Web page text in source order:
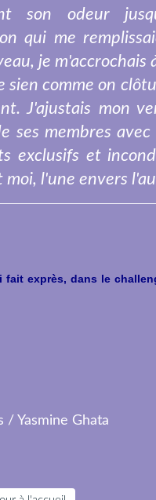
son odeur
qui me
je m'accrochais
sien comme on
J'ajustais mon
ses membres
exclusifs et
moi, l'une envers
fait exprès, dans le